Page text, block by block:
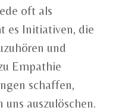
oft als
es Initiativen, die
und
Empathie
schaffen,
auszulöschen.